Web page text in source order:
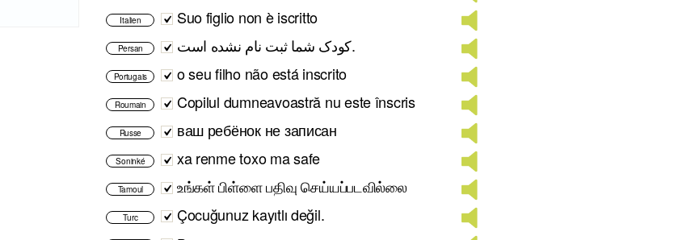
Italien Suo figlio non è iscritto
Persan کودک شما ثبت نام نشده است.
Portugais o seu filho não está inscrito
Roumain Copilul dumneavoastră nu este înscris
Russe ваш ребёнок не записан
Soninké xa renme toxo ma safe
Tamoul உங்கள் பிள்ளை பதிவு செய்யப்படவில்லை
Turc Çocuğunuz kayıtlı değil.